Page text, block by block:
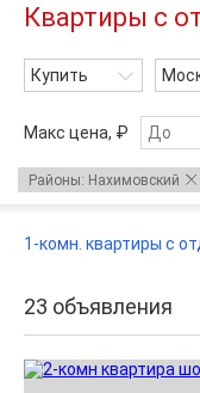
Квартиры с
Купить
Макс цена, ₽
Районы: Нахимовский
1-комн. квартиры с
23 объявления